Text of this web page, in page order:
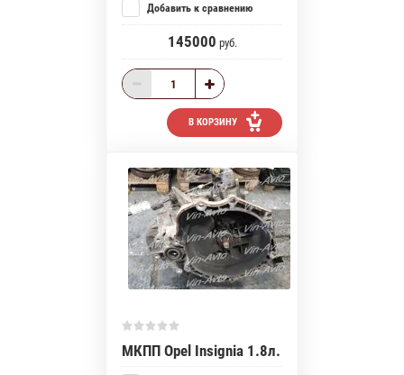
Добавить к сравнению
145000 руб.
В КОРЗИНУ
МКПП Opel Insignia 1.8л.